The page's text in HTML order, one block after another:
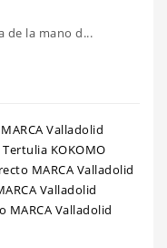
de la mano d...
Valladolid
Tertulia KOKOMO
MARCA Valladolid
Valladolid
MARCA Valladolid